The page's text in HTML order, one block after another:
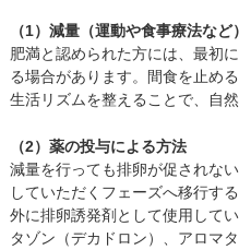
（1）減量（運動や食事療法な
肥満と認められた方には、最初
る場合があります。間食を止め
生活リズムを整えることで、自然
（2）薬の投与による方法
減量を行っても排卵が促されな
していただくフェーズへ移行す
外に排卵誘発剤として使用して
タゾン（デカドロン）、アロマ